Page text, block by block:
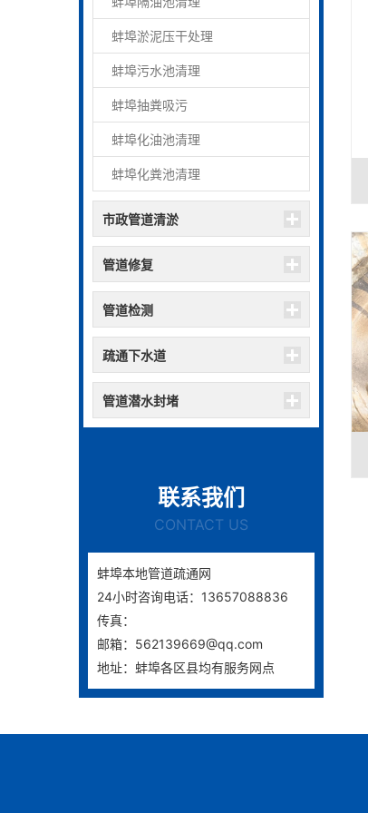
蚌埠淤泥压干处理
蚌埠污水池清理
蚌埠抽粪吸污
蚌埠化油池清理
蚌埠化粪池清理
市政管道清淤
管道修复
管道检测
疏通下水道
管道潜水封堵
联系我们
CONTACT US
蚌埠本地管道疏通网
24小时咨询电话：13657088836
传真：
邮箱：562139669@qq.com
地址：蚌埠各区县均有服务网点